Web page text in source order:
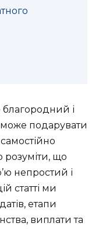
благородний і
подарувати
що
непростий і
статті ми
етапи
виплати та